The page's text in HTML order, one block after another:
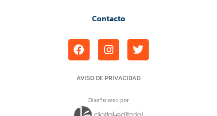
Contacto
AVISO DE PRIVACIDAD
Diseño web por